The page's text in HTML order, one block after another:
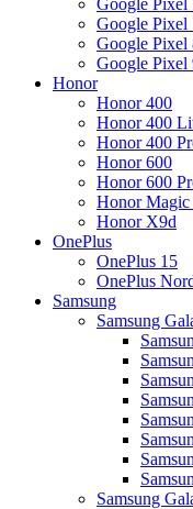
Google Pixel
Google Pixel
Google Pixel
Google Pixel
Honor
Honor 400
Honor 400
Honor 400
Honor 600
Honor 600
Honor Magic
Honor X9d
OnePlus
OnePlus 15
OnePlus
Samsung
Samsung
Samsung